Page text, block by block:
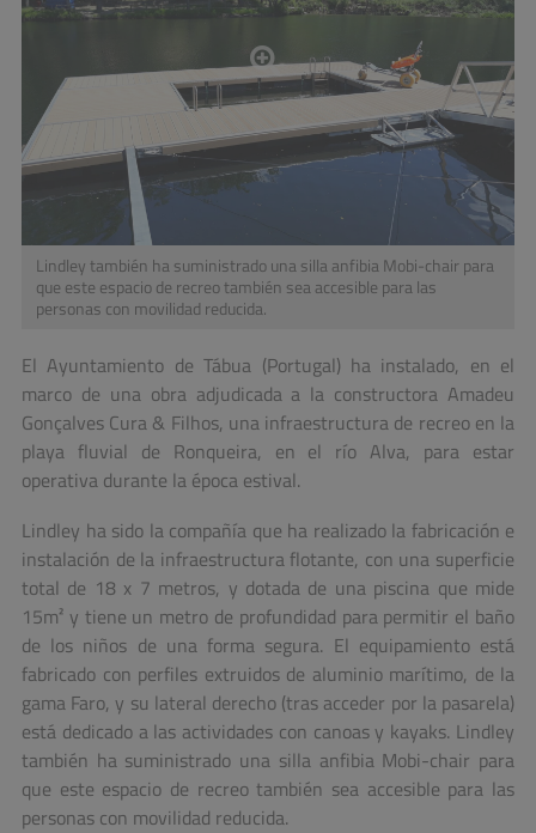
Lindley también ha suministrado una silla anfibia Mobi-chair para
que este espacio de recreo también sea accesible para las
personas con movilidad reducida.
El Ayuntamiento de Tábua (Portugal) ha instalado, en el
marco de una obra adjudicada a la constructora Amadeu
Gonçalves Cura & Filhos, una infraestructura de recreo en la
playa fluvial de Ronqueira, en el río Alva, para estar
operativa durante la época estival.
Lindley ha sido la compañía que ha realizado la fabricación e
instalación de la infraestructura flotante, con una superficie
total de 18 x 7 metros, y dotada de una piscina que mide
15m² y tiene un metro de profundidad para permitir el baño
de los niños de una forma segura. El equipamiento está
fabricado con perfiles extruidos de aluminio marítimo, de la
gama Faro, y su lateral derecho (tras acceder por la pasarela)
está dedicado a las actividades con canoas y kayaks. Lindley
también ha suministrado una silla anfibia Mobi-chair para
que este espacio de recreo también sea accesible para las
personas con movilidad reducida.